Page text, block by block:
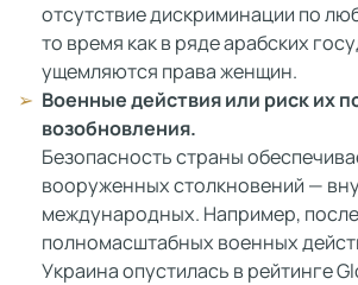
отсутствие дискриминации по
то время как в ряде арабских
ущемляются права женщин.
Военные действия или риск их
возобновления.
Безопасность страны
вооруженных столкновений —
международных. Например,
полномасштабных военных
Украина опустилась в рейтинге